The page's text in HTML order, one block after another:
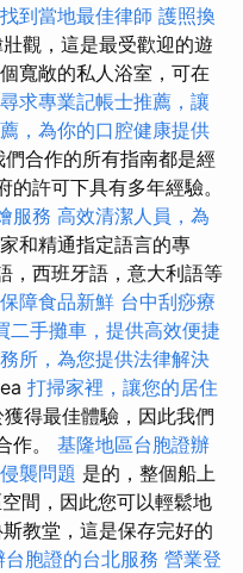
到當地最佳律師 護照換
觀，這是最受歡迎的遊
寬敞的私人浴室，可在
尋求專業記帳士推薦，讓
，為你的口腔健康提供
們合作的所有指南都是經
許可下具有多年經驗。
服務 高效清潔人員，為
和精通指定語言的專
，西班牙語，意大利語等
障食品新鮮 台中刮痧療
二手攤車，提供高效便捷
所，為您提供法律解決
打掃家裡，讓您的居住
得最佳體驗，因此我們
作。 基隆地區台胞證辦
襲問題 是的，整個船上
間，因此您可以輕鬆地
教堂，這是保存完好的
台胞證的台北服務 營業登